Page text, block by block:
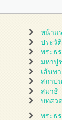
หน้าแ
ประวั
พระธ
มหาปู
เส้นท
สถาป
สมาธิ
บทสว
พระธ